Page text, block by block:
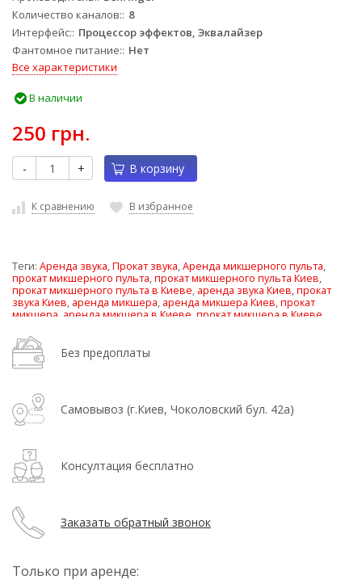
Количество каналов: 8
Интерфейс: Процессор эффектов, Эквалайзер
Фантомное питание: Нет
Все характеристики
В наличии
250 грн.
- + В корзину
К сравнению В избранное
Теги: Аренда звука,Прокат звука,Аренда микшерного пульта,
прокат микшерного пульта,прокат микшерного пульта Киев,
прокат микшерного пульта в Киеве, аренда звука Киев,прокат
звука Киев, аренда микшера, аренда микшера Киев,прокат
микшера аренда микшера в Киеве прокат микшера в Киеве
Без предоплаты
Самовывоз (г.Киев, Чоколовский бул. 42а)
Консултация бесплатно
Заказать обратный звонок
Только при аренде: